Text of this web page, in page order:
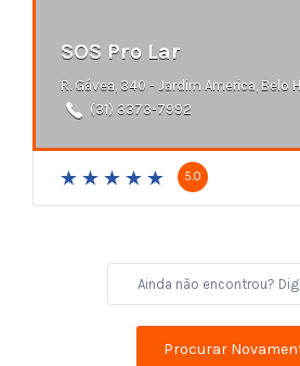
SOS Pro Lar
R. Gávea, 340 - Jardim America, Belo
(31) 3373-7992
5.0